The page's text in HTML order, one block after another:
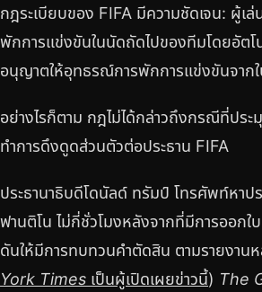
กฎระเบียบของ FIFA มีความชัดเจน: ผู้เล่
พักการแข่งขันในนัดถัดไปของทีมโดยอัตโ
อนุญาตให้อุทธรณ์การพักการแข่งขันจาก
อย่างไรก็ตาม กฎไม่ได้กล่าวถึงกรณีที่ประ
ทำการดึงดูดส่วนตัวต่อประธาน FIFA
ประธานาธิบดีโดนัลด์ ทรัมป์ โทรศัพท์หาป
ฟานติโน ไม่กี่ชั่วโมงหลังจากที่มีการออก
ดันให้มีการทบทวนคำตัดสิน ตามรายงาน
York Times เป็นผู้เปิดเผยข่าวนี้) The